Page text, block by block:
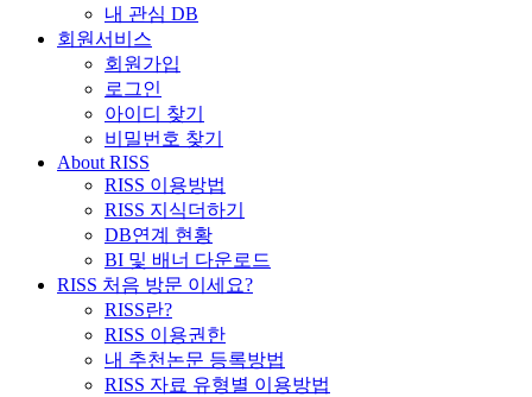
내 관심 DB
회원서비스
회원가입
로그인
아이디 찾기
비밀번호 찾기
About RISS
RISS 이용방법
RISS 지식더하기
DB연계 현황
BI 및 배너 다운로드
RISS 처음 방문 이세요?
RISS란?
RISS 이용권한
내 추천논문 등록방법
RISS 자료 유형별 이용방법